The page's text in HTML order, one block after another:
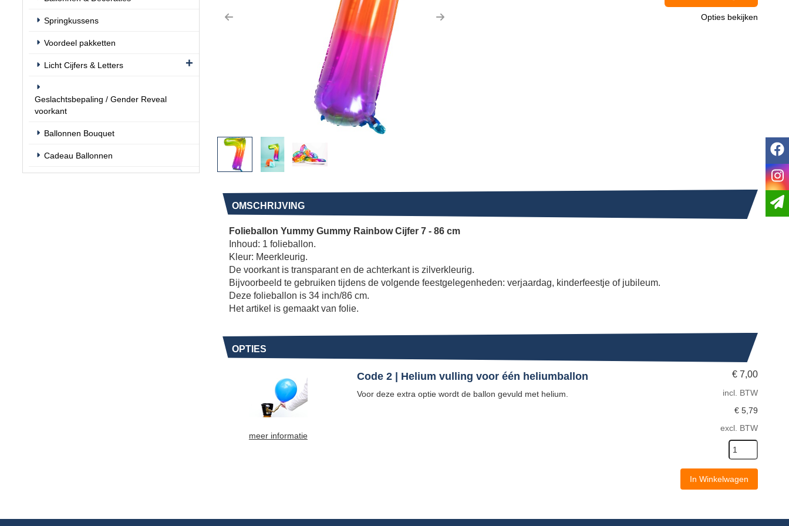
Springkussens
Voordeel pakketten
Licht Cijfers & Letters
Geslachtsbepaling / Gender Reveal
voorkant
Ballonnen Bouquet
Cadeau Ballonnen
Previous Next
Opties bekijken
OMSCHRIJVING
Folieballon Yummy Gummy Rainbow Cijfer 7 - 86 cm
Inhoud: 1 folieballon.
Kleur: Meerkleurig.
De voorkant is transparant en de achterkant is zilverkleurig.
Bijvoorbeeld te gebruiken tijdens de volgende feestgelegenheden: verjaardag, kinderfeestje of jubileum.
Deze folieballon is 34 inch/86 cm.
Het artikel is gemaakt van folie.
OPTIES
meer informatie
€ 7,00
incl. BTW
€ 5,79
excl. BTW
In Winkelwagen
Code 2 | Helium vulling voor één heliumballon
Voor deze extra optie wordt de ballon gevuld met helium.